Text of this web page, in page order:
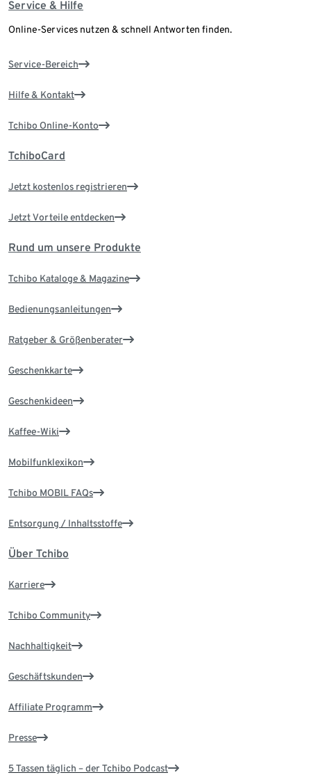
Service & Hilfe
Online-Services nutzen & schnell Antworten finden.
Service-Bereich
Hilfe & Kontakt
Tchibo Online-Konto
TchiboCard
Jetzt kostenlos registrieren
Jetzt Vorteile entdecken
Rund um unsere Produkte
Tchibo Kataloge & Magazine
Bedienungsanleitungen
Ratgeber & Größenberater
Geschenkkarte
Geschenkideen
Kaffee-Wiki
Mobilfunklexikon
Tchibo MOBIL FAQs
Entsorgung / Inhaltsstoffe
Über Tchibo
Karriere
Tchibo Community
Nachhaltigkeit
Geschäftskunden
Affiliate Programm
Presse
5 Tassen täglich – der Tchibo Podcast